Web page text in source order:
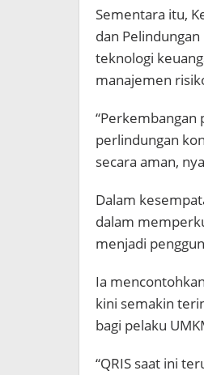
Sementara itu,
dan
teknologi
manajemen
“Perkembangan
perlindungan
secara aman,
Dalam
dalam
menjadi
Ia
kini semakin
bagi pelaku
“QRIS saat ini